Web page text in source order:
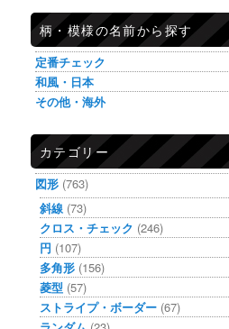
柄・模様の名前から探す
定番チェック
和風・日本
その他・海外
カテゴリー
図形 (763)
斜線 (73)
クロス・チェック (246)
円 (107)
多角形 (156)
菱型 (57)
ストライプ・ボーダー (67)